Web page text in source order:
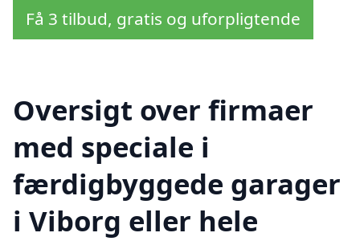
Få 3 tilbud, gratis og uforpligtende
Oversigt over firmaer
med speciale i
færdigbyggede garager
i Viborg eller hele